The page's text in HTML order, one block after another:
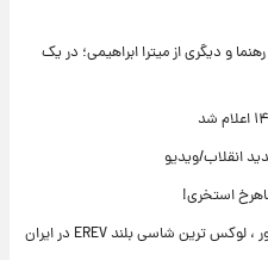
و دیگری از میترا ابراهیمی؛ در یک
انقلاب/ویدیو
استخری!